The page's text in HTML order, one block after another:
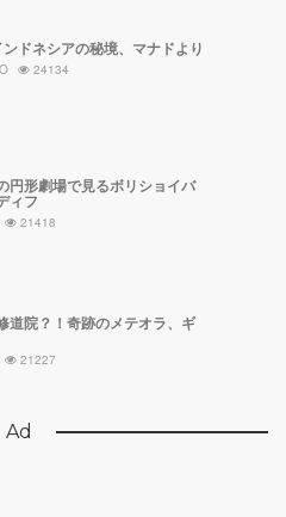
ドネシアの秘境、マナドより
24134
円形劇場で見るボリショイバ
フ
21418
道院？！奇跡のメテオラ、ギ
21227
Ad